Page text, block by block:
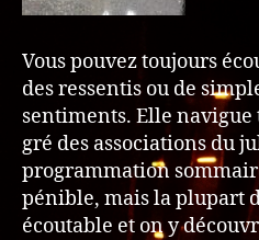
Vous pouvez toujours
des ressentis ou de
sentiments. Elle
gré des associations du
programmation
pénible, mais la plupart
écoutable et on y